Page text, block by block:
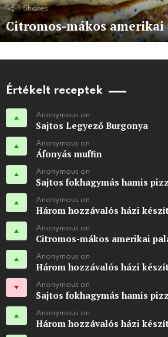
1 Shares
Citromos-mákos
Értékelt receptek
Anonymous on
Sajtos Legyező Burgonya
Anonymous on
Áfonyás muffin
Anonymous on
Sajtos fokhagymás hamis
Anonymous on
Három hozzávalós házi
Anonymous on
Citromos-mákos amerikai
Anonymous on
Három hozzávalós házi
Anonymous on
Sajtos fokhagymás hamis
Anonymous on
Három hozzávalós házi